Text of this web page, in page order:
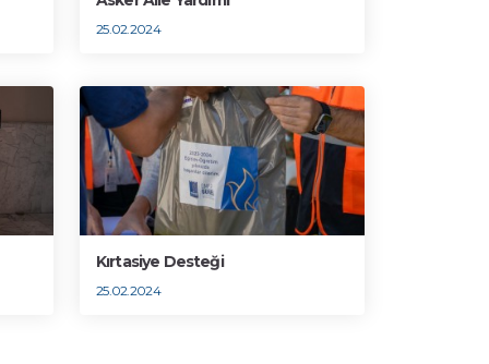
25.02.2024
Kırtasiye Desteği
25.02.2024